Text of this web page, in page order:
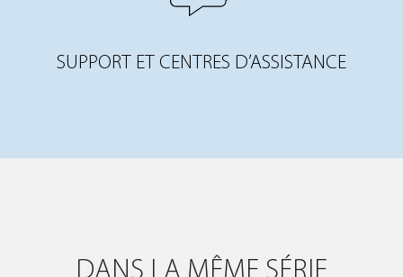
SUPPORT ET CENTRES D’ASSISTANCE
DANS LA MÊME SÉRIE